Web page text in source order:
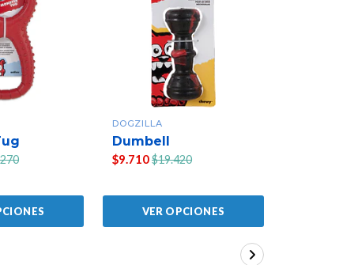
DOGZILLA
Dumbell
$9.710$19.420
VER OPCIONES